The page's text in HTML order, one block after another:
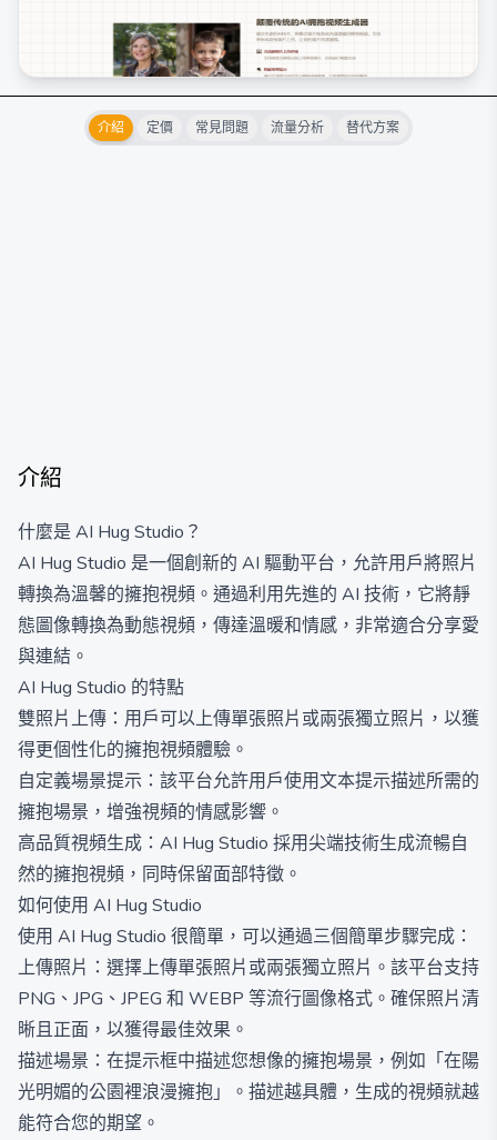
介紹 定價 常見問題 流量分析 替代方案
介紹
什麼是 AI Hug Studio？
AI Hug Studio 是一個創新的 AI 驅動平台，允許用戶將照片
轉換為溫馨的擁抱視頻。通過利用先進的 AI 技術，它將靜
態圖像轉換為動態視頻，傳達溫暖和情感，非常適合分享愛
與連結。
AI Hug Studio 的特點
雙照片上傳：用戶可以上傳單張照片或兩張獨立照片，以獲
得更個性化的擁抱視頻體驗。
自定義場景提示：該平台允許用戶使用文本提示描述所需的
擁抱場景，增強視頻的情感影響。
高品質視頻生成：AI Hug Studio 採用尖端技術生成流暢自
然的擁抱視頻，同時保留面部特徵。
如何使用 AI Hug Studio
使用 AI Hug Studio 很簡單，可以通過三個簡單步驟完成：
上傳照片：選擇上傳單張照片或兩張獨立照片。該平台支持
PNG、JPG、JPEG 和 WEBP 等流行圖像格式。確保照片清
晰且正面，以獲得最佳效果。
描述場景：在提示框中描述您想像的擁抱場景，例如「在陽
光明媚的公園裡浪漫擁抱」。描述越具體，生成的視頻就越
能符合您的期望。